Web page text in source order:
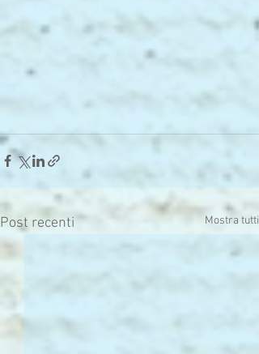
Post recenti Mostra tutti